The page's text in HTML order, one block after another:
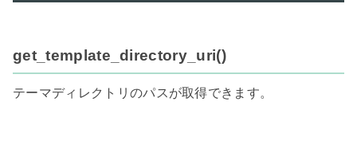
get_template_directory_uri()
テーマディレクトリのパスが取得できます。